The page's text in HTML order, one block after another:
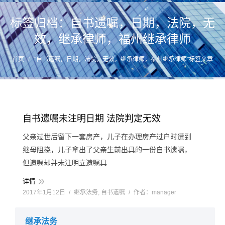
标签归档：自书遗嘱，日期，法院，无
效，继承律师，福州继承律师
您的位置：
首页 "自书遗嘱，日期，法院，无效，继承律师，福州继承律师"标签文章
自书遗嘱未注明日期 法院判定无效
父亲过世后留下一套房产，儿子在办理房产过户时遭到
继母阻挠，儿子拿出了父亲生前出具的一份自书遗嘱，
但遗嘱却并未注明立遗嘱具
详情
2017年1月12日 继承法务, 自书遗嘱 作者： manager
继承法务